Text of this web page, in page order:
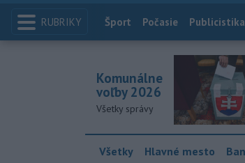
RUBRIKY Index
Šport Počasie Publicistika
Komunálne
voľby 2026
Všetky správy
Všetky Hlavné mesto